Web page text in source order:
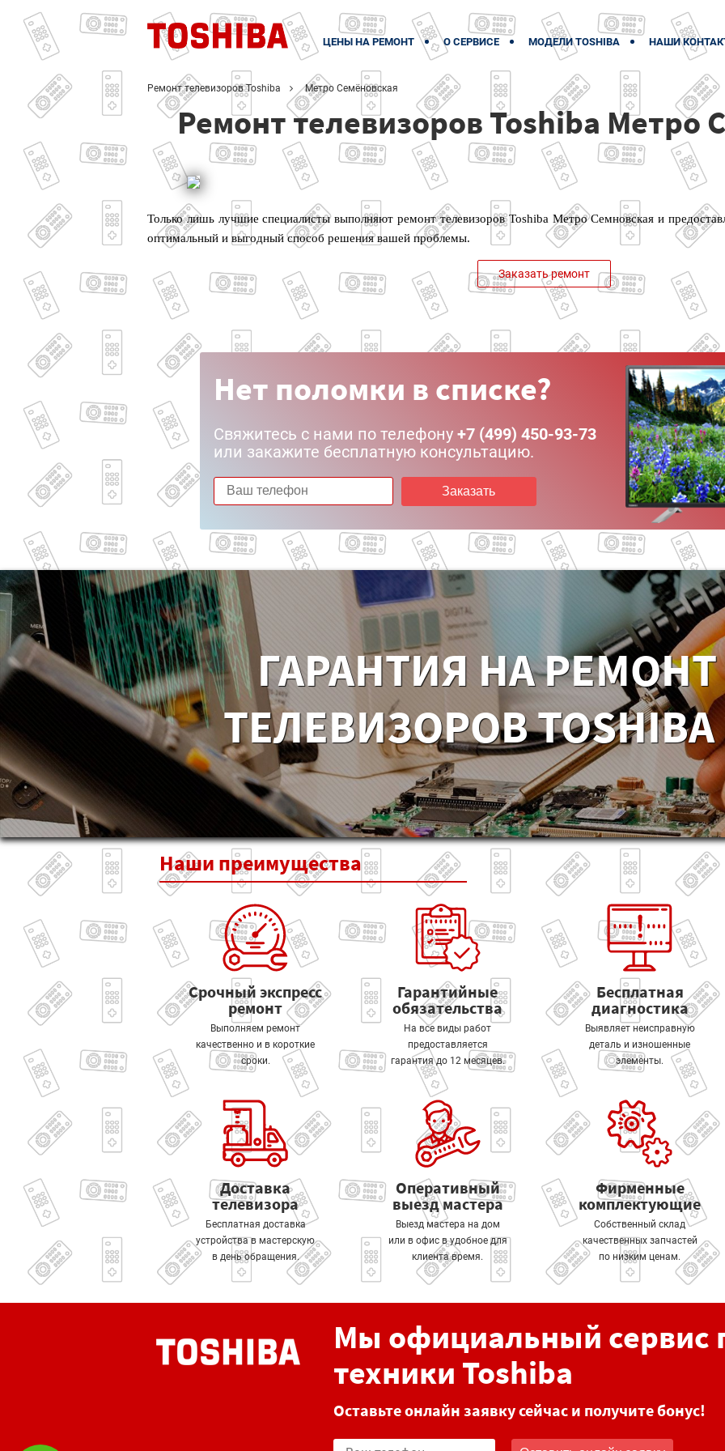
ЦЕНЫ НА РЕМОНТ О СЕРВИСЕ МОДЕЛИ TOSHIBA НАШИ
Ремонт телевизоров Toshiba Метро Семёновская
Ремонт телевизоров Toshiba Метро
Только лишь лучшие специалисты выполняют ремонт телевизоров Toshiba Метро Семновская и
оптимальный и выгодный способ решения вашей проблемы.
Заказать ремонт
Нет поломки в списке?
Свяжитесь с нами по телефону +7 (499) 450-93-73
или закажите бесплатную консультацию.
Заказать
ГАРАНТИЯ НА РЕМОНТ
ТЕЛЕВИЗОРОВ
Наши преимущества
Срочный экспресс
ремонт
Выполняем ремонт
качественно и в короткие
сроки.
Гарантийные
обязательства
На все виды работ
предоставляется
гарантия до 12 месяцев.
Бесплатная
диагностика
Выявляет неисправную
деталь и изношенные
элементы.
Доставка
телевизора
Бесплатная доставка
устройства в мастерскую
в день обращения.
Оперативный
выезд мастера
Выезд мастера на дом
или в офис в удобное для
клиента время.
Фирменные
комплектующие
Собственный склад
качественных запчастей
по низким ценам.
Мы официальный сервис
техники Toshiba
Оставьте онлайн заявку сейчас и получите бонус!